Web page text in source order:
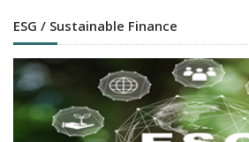
ESG / Sustainable Finance